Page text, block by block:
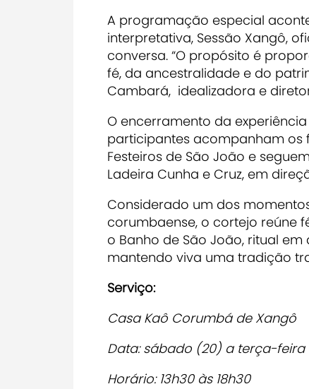
A programação especial
interpretativa, Sessão Xangô,
conversa. “O propósito é
fé, da ancestralidade e do
Cambará, idealizadora e
O encerramento da
participantes acompanham os
Festeiros de São João e
Ladeira Cunha e Cruz, em
Considerado um dos
corumbaense, o cortejo reúne
o Banho de São João, ritual
mantendo viva uma tradição
Serviço:
Casa Kaô Corumbá de Xangô
Data: sábado (20) a terça-feira
Horário: 13h30 às 18h30